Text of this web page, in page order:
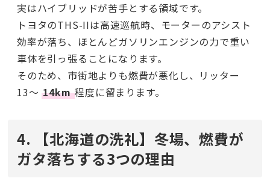
実はハイブリッドが苦手とする領域です。
トヨタのTHS-IIは高速巡航時、モーターのアシスト
効率が落ち、ほとんどガソリンエンジンの力で重い
車体を引っ張ることになります。
そのため、市街地よりも燃費が悪化し、リッター
13〜14km程度に留まります。
4. 【北海道の洗礼】冬場、燃費が
ガタ落ちする3つの理由